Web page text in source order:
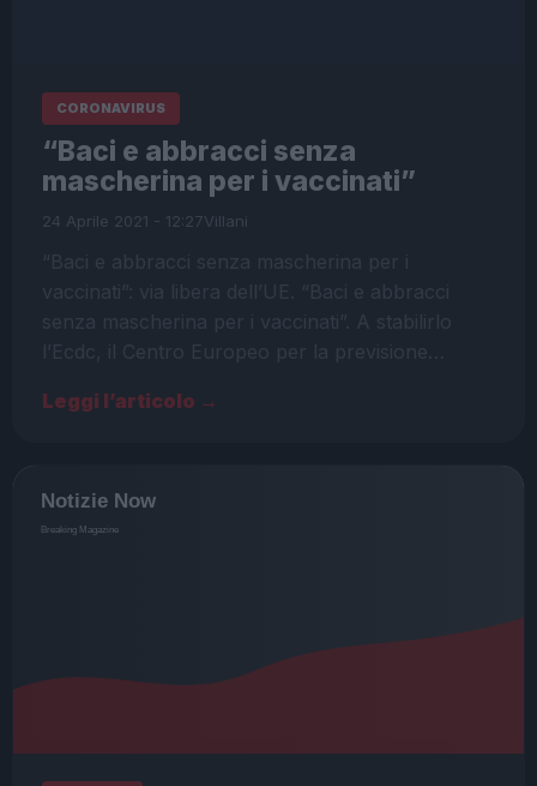
CORONAVIRUS
“Baci e abbracci senza
mascherina per i vaccinati”
24 Aprile 2021 - 12:27Villani
“Baci e abbracci senza mascherina per i
vaccinati”: via libera dell’UE. “Baci e abbracci
senza mascherina per i vaccinati”. A stabilirlo
l’Ecdc, il Centro Europeo per la previsione…
Leggi l’articolo →